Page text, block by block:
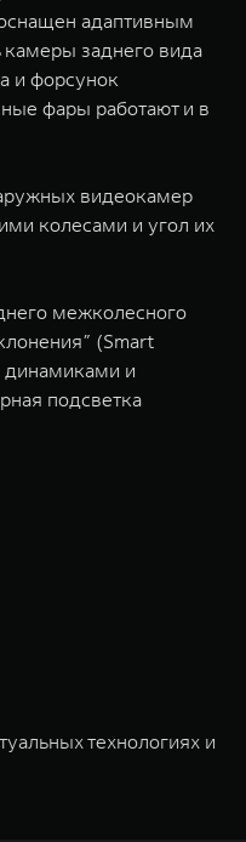
адаптивным
заднего вида
и форсунок
фары работают и в
видеокамер
колесами и угол их
межколесного
(Smart
динамиками и
подсветка
технологиях и
деятельности